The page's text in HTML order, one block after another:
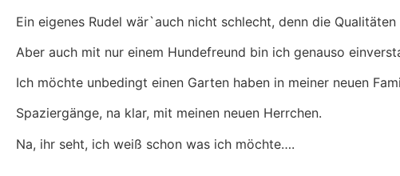
Ein eigenes Rudel wär`auch nicht schlecht, denn die
Aber auch mit nur einem Hundefreund bin ich genauso
Ich möchte unbedingt einen Garten haben in meiner neuen
Spaziergänge, na klar, mit meinen neuen Herrchen.
Na, ihr seht, ich weiß schon was ich möchte….